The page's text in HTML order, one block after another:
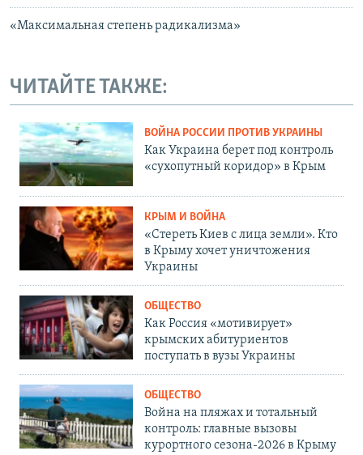
«Максимальная степень радикализма»
ЧИТАЙТЕ ТАКЖЕ:
ВОЙНА РОССИИ ПРОТИВ УКРАИНЫ
Как Украина берет под контроль
«сухопутный коридор» в Крым
КРЫМ И ВОЙНА
«Стереть Киев с лица земли». Кто
в Крыму хочет уничтожения
Украины
ОБЩЕСТВО
Как Россия «мотивирует»
крымских абитуриентов
поступать в вузы Украины
ОБЩЕСТВО
Война на пляжах и тотальный
контроль: главные вызовы
курортного сезона-2026 в Крыму